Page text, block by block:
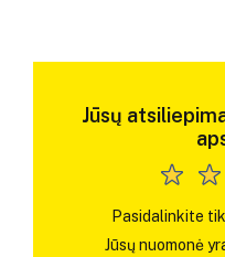
Jūsų
Pasidalinkite
Jūsų nuomonė